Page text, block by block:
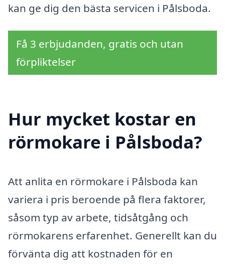
kan ge dig den bästa servicen i Pålsboda.
Få 3 erbjudanden, gratis och utan
förpliktelser
Hur mycket kostar en
rörmokare i Pålsboda?
Att anlita en rörmokare i Pålsboda kan
variera i pris beroende på flera faktorer,
såsom typ av arbete, tidsåtgång och
rörmokarens erfarenhet. Generellt kan du
förvänta dig att kostnaden för en